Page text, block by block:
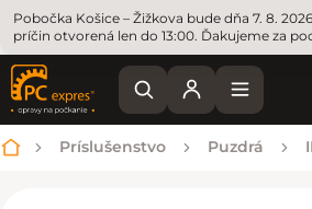
Pobočka Košice – Žižkova bude dňa 7. 8.
príčin otvorená len do 13:00. Ďakujeme za
Domov
Príslušenstvo Puzdrá